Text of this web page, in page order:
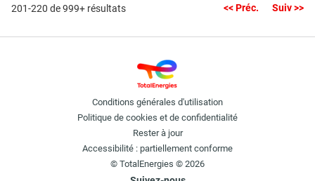
201-220 de 999+ résultats << Préc. Suiv >>
Conditions générales d'utilisation
Politique de cookies et de confidentialité
Rester à jour
Accessibilité : partiellement conforme
© TotalEnergies © 2026